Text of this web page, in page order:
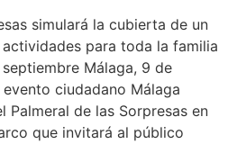
simulará la cubierta de un
para toda la familia
Málaga, 9 de
ciudadano Málaga
Palmeral de las Sorpresas en
que invitará al público